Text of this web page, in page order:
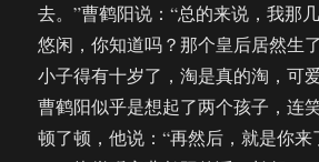
去。”曹鹤阳说：“总的来说，我那
悠闲，你知道吗？那个皇后居然生
小子得有十岁了，淘是真的淘，可
曹鹤阳似乎是想起了两个孩子，连
顿了顿，他说：“再然后，就是你来